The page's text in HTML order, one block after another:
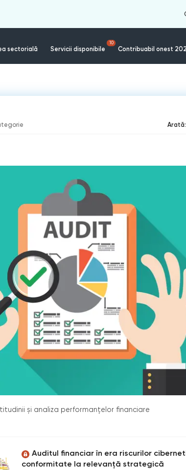
sectorială Servicii disponibile
10
Contribuabil onest
Arată:
și analiza performanțelor financiare
Auditul financiar în era riscurilor
conformitate la relevanță strategică